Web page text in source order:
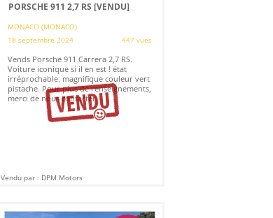
PORSCHE 911 2,7 RS [VENDU]
MONACO (MONACO)
18 septembre 2024
447 vues
Vends Porsche 911 Carrera 2,7 RS.
Voiture iconique si il en est ! état
irréprochable. magnifique couleur vert
pistache. Pour plus de renseignements,
merci de nous contacter.
Vendu par : DPM Motors